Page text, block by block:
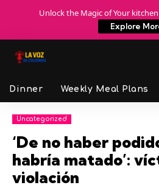
Unlock the Magic of Your
Explore
Dinner Weekly Meal Plans
Uncategorized
‘De no haber
habría matado’:
violación